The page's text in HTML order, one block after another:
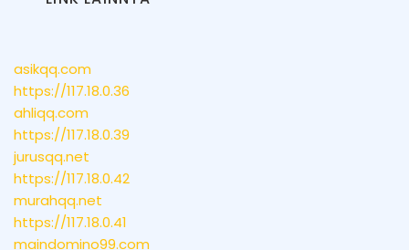
asikqq.com
https://117.18.0.36
ahliqq.com
https://117.18.0.39
jurusqq.net
https://117.18.0.42
murahqq.net
https://117.18.0.41
maindomino99.com